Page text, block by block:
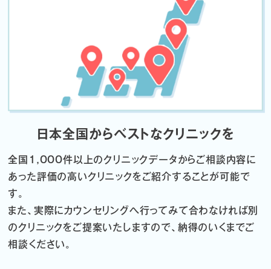
日本全国からベストなクリニックを
全国1,000件以上のクリニックデータからご相談内容に
あった評価の高いクリニックをご紹介することが可能で
す。
また、実際にカウンセリングへ行ってみて合わなければ別
のクリニックをご提案いたしますので、納得のいくまでご
相談ください。